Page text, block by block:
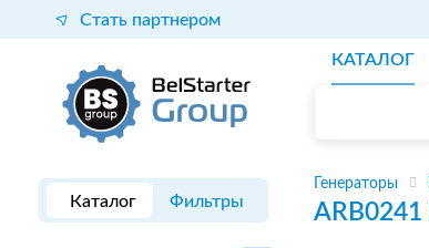
Стать партнером
КАТАЛОГ
Каталог Фильтры
Генераторы
ARB0241